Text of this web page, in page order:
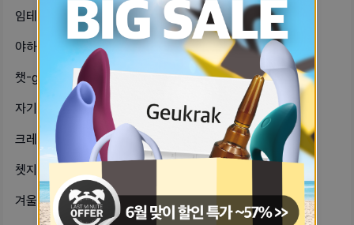
임테기-검사할때-첫소변이-정확하다잖아-192cd5c7
야하고-로맨틱한-크리스마스-영화추천해-bff0b612
챗-gpt에다-연애딜문해봣는데-너무-6bc32db0
자기들~~~ㅠ혹시-긴팔-부르마-파는-cabb85d9
크레딧-언제-들어올까-2b2beb32
쳇지피티한테-고민-상담-했는데-진짜-233a032b
겨울에-쓰기-좋은-촉촉하고-안-뜨고-872a170e